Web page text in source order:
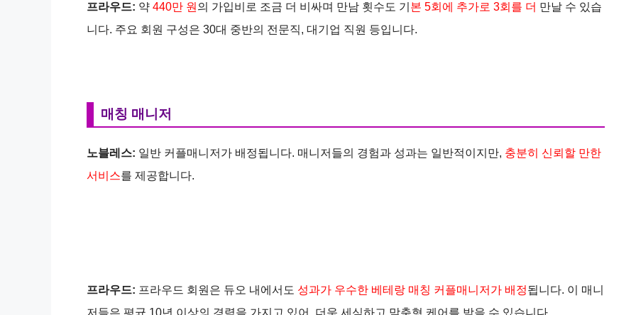
프라우드: 약 440만 원의 가입비로 조금 더 비싸며 만남 횟수도 기 본 5회에 추가로 3회를 더 만날 수 있습
니다. 주요 회원 구성은 30대 중반의 전문직, 대기업 직원 등입니다.
매칭 매니저
노블레스: 일반 커플매니저가 배정됩니다. 매니저들의 경험과 성과는 일반적이지만, 충분히 신뢰할 만한
서비스를 제공합니다.
프라우드: 프라우드 회원은 듀오 내에서도 성과가 우수한 베테랑 매칭 커플매니저가 배정됩니다. 이 매니